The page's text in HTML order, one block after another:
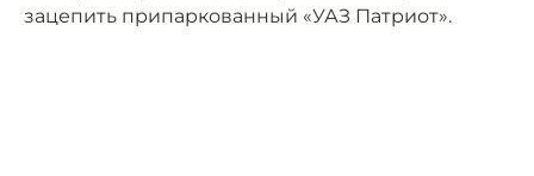
зацепить припаркованный «УАЗ Патриот».